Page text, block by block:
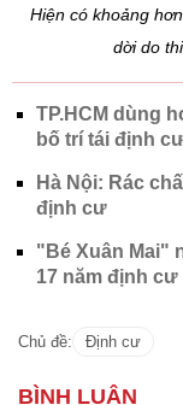
Hiện có khoảng
dời do
TP.HCM dùng
bố trí tái định
Hà Nội: Rác
định cư
"Bé Xuân Mai"
17 năm định cư
Chủ đề: Định cư